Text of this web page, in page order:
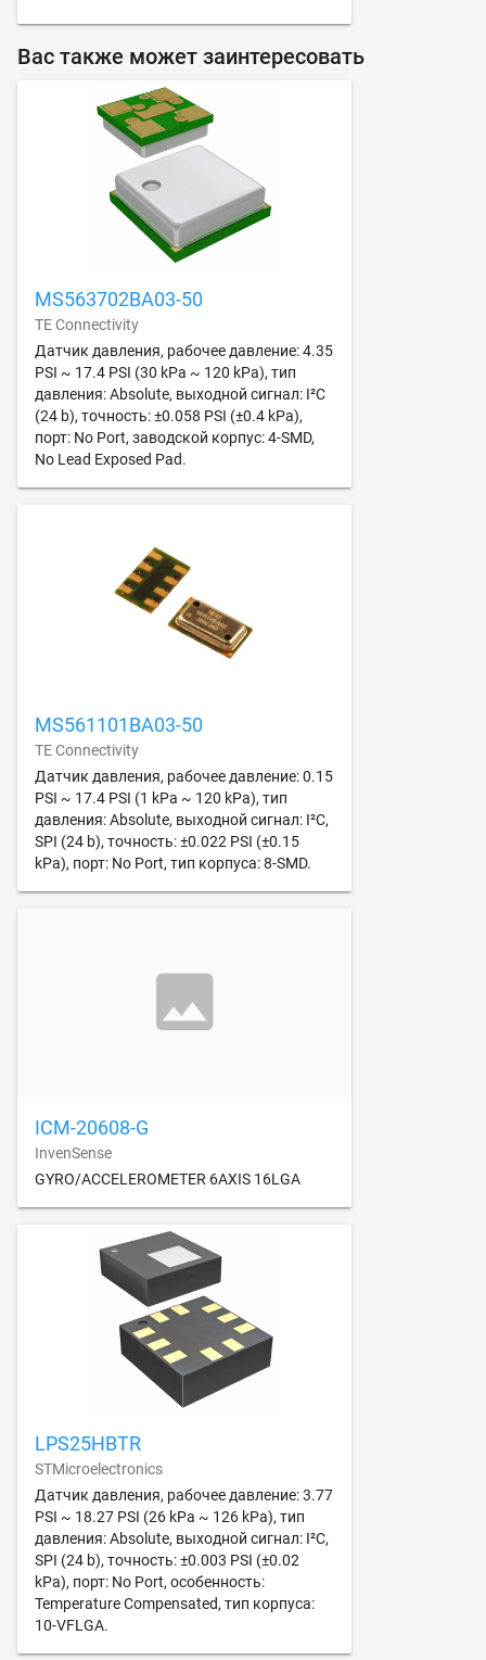
Вас также может заинтересовать
MS563702BA03-50
TE Connectivity
Датчик давления, рабочее давление: 4.35
PSI ~ 17.4 PSI (30 kPa ~ 120 kPa), тип
давления: Absolute, выходной сигнал: I²C
(24 b), точность: ±0.058 PSI (±0.4 kPa),
порт: No Port, заводской корпус: 4-SMD,
No Lead Exposed Pad.
MS561101BA03-50
TE Connectivity
Датчик давления, рабочее давление: 0.15
PSI ~ 17.4 PSI (1 kPa ~ 120 kPa), тип
давления: Absolute, выходной сигнал: I²C,
SPI (24 b), точность: ±0.022 PSI (±0.15
kPa), порт: No Port, тип корпуса: 8-SMD.
ICM-20608-G
InvenSense
GYRO/ACCELEROMETER 6AXIS 16LGA
LPS25HBTR
STMicroelectronics
Датчик давления, рабочее давление: 3.77
PSI ~ 18.27 PSI (26 kPa ~ 126 kPa), тип
давления: Absolute, выходной сигнал: I²C,
SPI (24 b), точность: ±0.003 PSI (±0.02
kPa), порт: No Port, особенность:
Temperature Compensated, тип корпуса:
10-VFLGA.